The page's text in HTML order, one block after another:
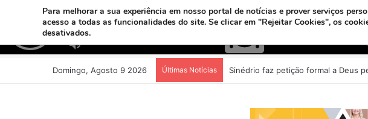
Domingo, Agosto 9 2026 Últimas Notícias
Para melhorar a sua experiência em nosso portal de notícias e prover serviços
acesso a todas as funcionalidades do site. Se clicar em "Rejeitar Cookies", os
desativados.